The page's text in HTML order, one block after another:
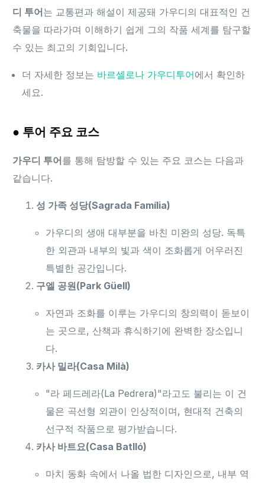
디 투어는 교통편과 해설이 제공돼 가우디의 대표적인 건
축물을 따라가며 이해하기 쉽게 그의 작품 세계를 탐구할
수 있는 최고의 기회입니다.
더 자세한 정보는 바르셀로나 가우디투어에서 확인하
세요.
● 투어 주요 코스
가우디 투어를 통해 탐방할 수 있는 주요 코스는 다음과
같습니다.
성 가족 성당(Sagrada Família)
가우디의 생애 대부분을 바친 미완의 성당. 독특
한 외관과 내부의 빛과 색이 조화롭게 어우러진
특별한 공간입니다.
구엘 공원(Park Güell)
자연과 조화를 이루는 가우디의 창의력이 돋보이
는 곳으로, 산책과 휴식하기에 완벽한 장소입니
다.
카사 밀라(Casa Milà)
"라 페드레라(La Pedrera)"라고도 불리는 이 건
물은 곡선형 외관이 인상적이며, 현대적 건축의
선구적 작품으로 평가받습니다.
카사 바트요(Casa Batlló)
마치 동화 속에서 나올 법한 디자인으로, 내부 역